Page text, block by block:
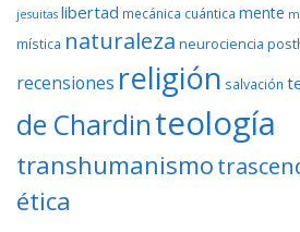
jesuitas libertad mecánica cuántica mente
mística naturaleza neurociencia
recensiones religión salvación
de Chardinteología
transhumanismo
ética